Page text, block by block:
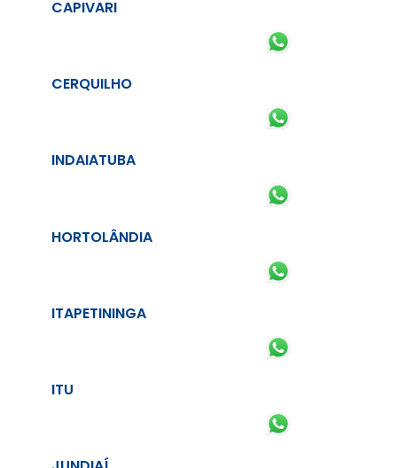
CAPIVARI
CERQUILHO
INDAIATUBA
HORTOLÂNDIA
ITAPETININGA
ITU